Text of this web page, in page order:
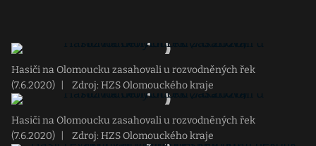
Hasiči na Olomoucku zasahovali u rozvodněných řek
(7.6.2020)
Zdroj: HZS Olomouckého kraje
Hasiči na Olomoucku zasahovali u rozvodněných řek
(7.6.2020)
Zdroj: HZS Olomouckého kraje